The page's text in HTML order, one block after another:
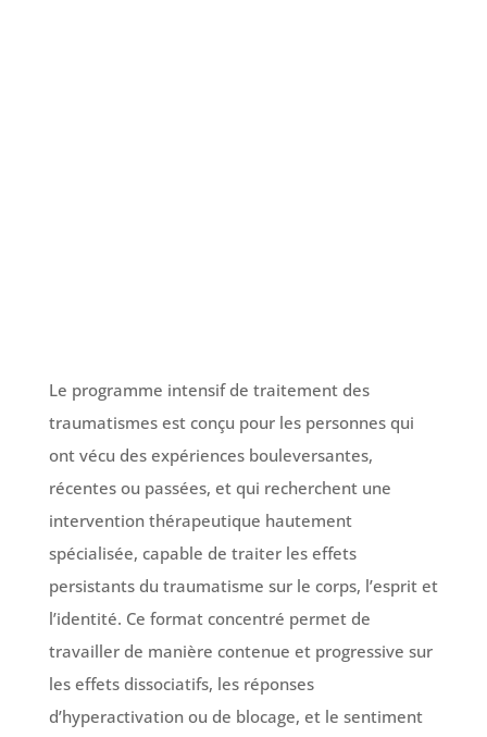
Le programme intensif de traitement des
traumatismes est conçu pour les personnes qui
ont vécu des expériences bouleversantes,
récentes ou passées, et qui recherchent une
intervention thérapeutique hautement
spécialisée, capable de traiter les effets
persistants du traumatisme sur le corps, l’esprit et
l’identité. Ce format concentré permet de
travailler de manière contenue et progressive sur
les effets dissociatifs, les réponses
d’hyperactivation ou de blocage, et le sentiment